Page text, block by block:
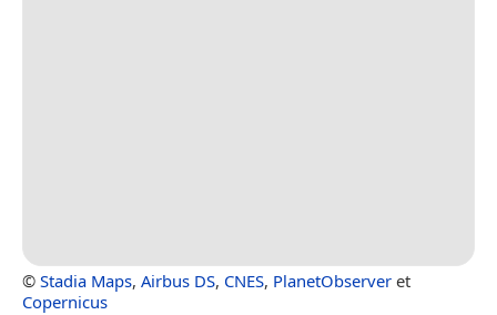
© Stadia Maps, Airbus DS, CNES, PlanetObserver et
Copernicus